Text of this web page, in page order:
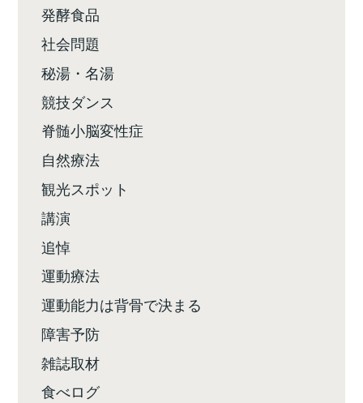
発酵食品
社会問題
秘湯・名湯
競技ダンス
脊髄小脳変性症
自然療法
観光スポット
講演
追悼
運動療法
運動能力は背骨で決まる
障害予防
雑誌取材
食べログ